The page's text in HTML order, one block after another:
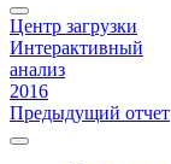
Центр загрузки
Интерактивный
анализ
2016
Предыдущий отчет